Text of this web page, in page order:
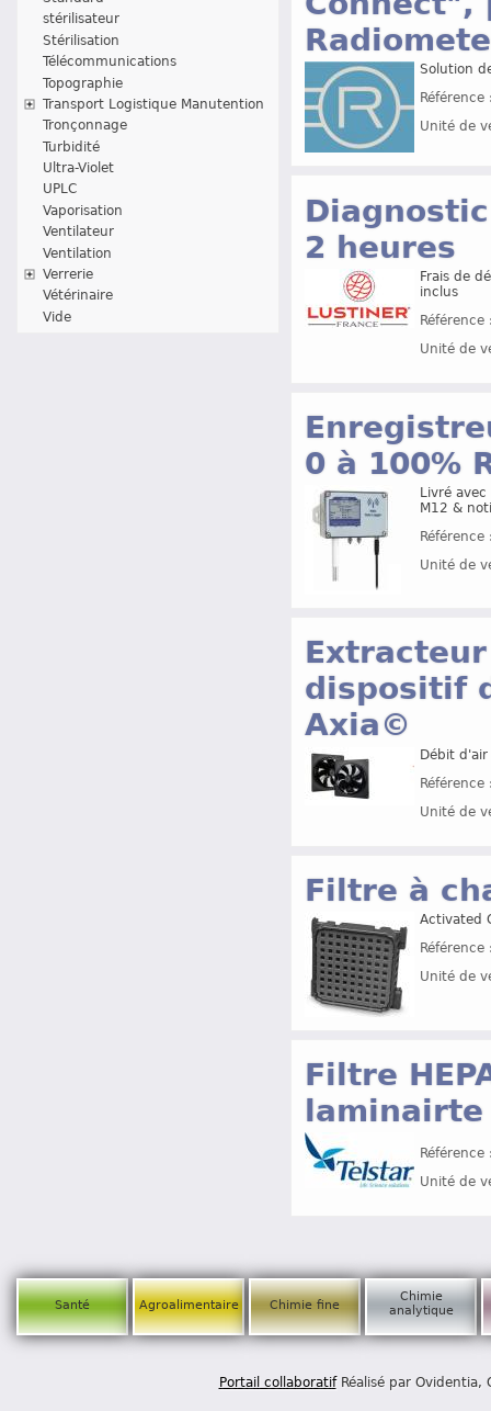
stérilisateur
Stérilisation
Télécommunications
Topographie
Transport Logistique Manutention
Tronçonnage
Turbidité
Ultra-Violet
UPLC
Vaporisation
Ventilateur
Ventilation
Verrerie
Vétérinaire
Vide
Solution
Unité de
2 heures
Frais de
inclus
Unité de
0 à 100%
Livré
M12 &
Unité de
dispositif
Axia©
Débit
Unité de
Filtre à
Activated
Unité de
Filtre
Unité de
Santé Agroalimentaire Chimie fine
Chimie
analytique
Portail collaboratifRéalisé par Ovidentia,